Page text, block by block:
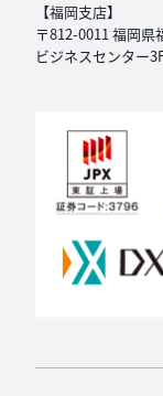
【福岡支店】
〒812-0011 福岡県
ビジネスセンター